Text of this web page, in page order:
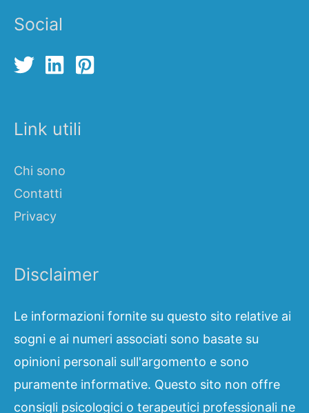
Social
Link utili
Chi sono
Contatti
Privacy
Disclaimer
Le informazioni fornite su questo sito relative ai
sogni e ai numeri associati sono basate su
opinioni personali sull'argomento e sono
puramente informative. Questo sito non offre
consigli psicologici o terapeutici professionali ne